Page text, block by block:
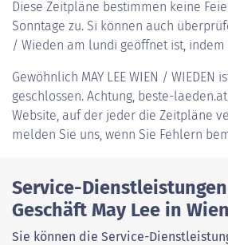
Diese Zeitpläne bestimmen keine
Sonntage zu. Si können auch
/ Wieden am lundi geöffnet ist, indem
Gewöhnlich MAY LEE WIEN / WIEDEN
geschlossen. Achtung, beste-
Website, auf der jeder die Zeitpläne
melden Sie uns, wenn Sie Fehlern
Service-
Geschäft May Lee in
Sie können die Service-